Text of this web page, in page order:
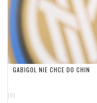
GABIGOL NIE CHCE DO CHIN
[8]